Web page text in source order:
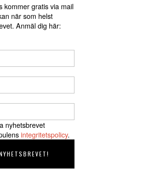
kommer gratis via mail
när som helst
Anmäl dig här:
nyhetsbrevet
integritetspolicy.